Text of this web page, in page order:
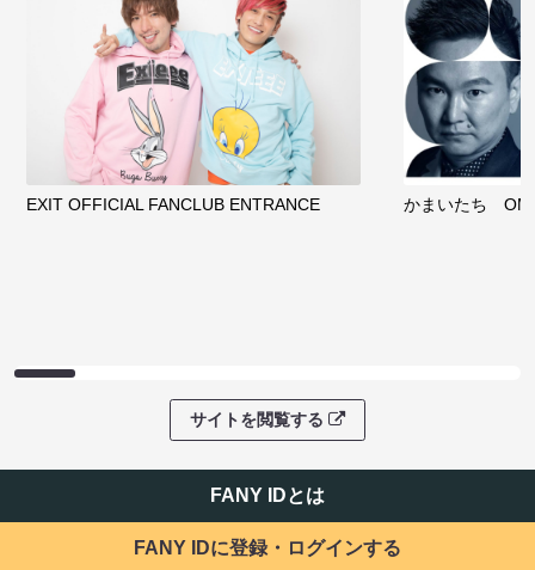
EXIT OFFICIAL FANCLUB ENTRANCE かまいたち
サイトを閲覧する
FANY IDとは
FANY IDに登録・ログインする